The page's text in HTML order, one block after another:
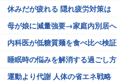
休みだが疲れる 隠れ疲労対策は
母が娘に減量強要→家庭内別居へ
内科医が低糖質麺を食べ比べ検証
睡眠時の悩みを解消する過ごし方
運動より代謝 人体の省エネ戦略